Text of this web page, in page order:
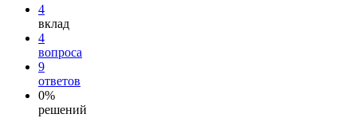
4
вклад
4
вопроса
9
ответов
0%
решений